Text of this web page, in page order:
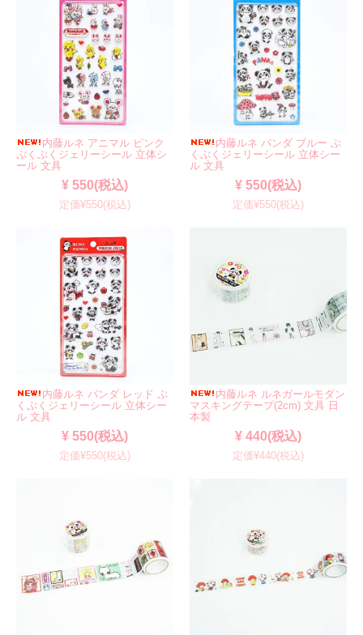
内藤ルネ アニマル ピンク
ぷくぷくジェリーシール 立体シ
ール 文具
¥ 550(税込)
定価¥550(税込)
内藤ルネ パンダ ブルー ぷ
くぷくジェリーシール 立体シー
ル 文具
¥ 550(税込)
定価¥550(税込)
内藤ルネ パンダ レッド ぷ
くぷくジェリーシール 立体シー
ル 文具
¥ 550(税込)
定価¥550(税込)
内藤ルネ ルネガールモダン
マスキングテープ(2cm) 文具 日
本製
¥ 440(税込)
定価¥440(税込)